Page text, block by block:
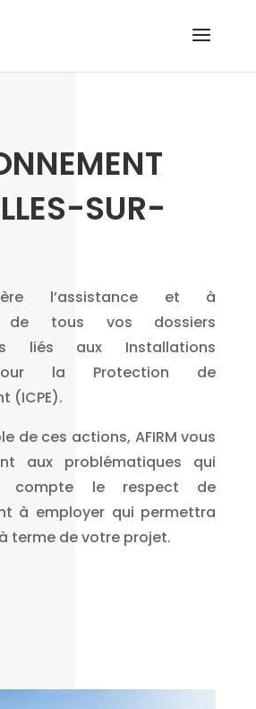
SUR-
l’assistance et à
de tous vos dossiers
liés aux Installations
la Protection de
(ICPE).
de ces actions, AFIRM vous
aux problématiques qui
compte le respect de
à employer qui permettra
terme de votre projet.